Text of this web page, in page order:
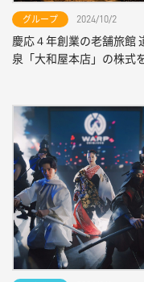
グループ 2024/10/2
慶応４年創業の老舗旅館
泉「大和屋本店」の株式